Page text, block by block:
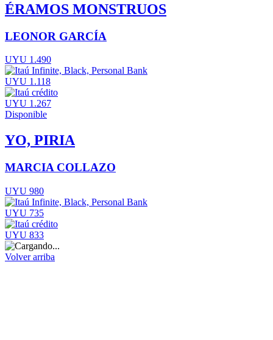
ÉRAMOS MONSTRUOS
LEONOR GARCÍA
UYU 1.490
UYU 1.118
UYU 1.267
Disponible
YO, PIRIA
MARCIA COLLAZO
UYU 980
UYU 735
UYU 833
Volver arriba